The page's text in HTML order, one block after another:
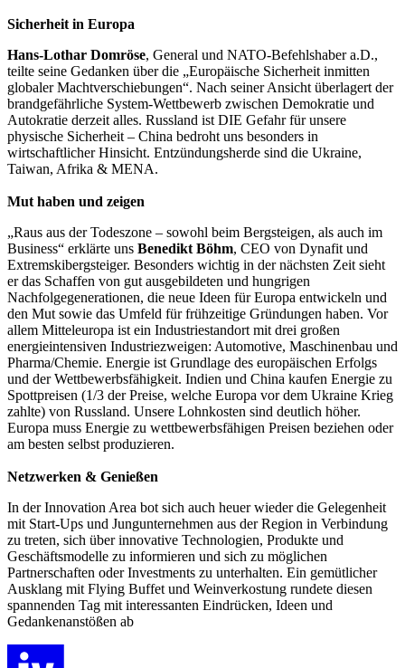
Sicherheit in Europa
Hans-Lothar Domröse, General und NATO-Befehlshaber a.D.,
teilte seine Gedanken über die „Europäische Sicherheit inmitten
globaler Machtverschiebungen“. Nach seiner Ansicht überlagert der
brandgefährliche System-Wettbewerb zwischen Demokratie und
Autokratie derzeit alles. Russland ist DIE Gefahr für unsere
physische Sicherheit – China bedroht uns besonders in
wirtschaftlicher Hinsicht. Entzündungsherde sind die Ukraine,
Taiwan, Afrika & MENA.
Mut haben und zeigen
„Raus aus der Todeszone – sowohl beim Bergsteigen, als auch im
Business“ erklärte uns Benedikt Böhm, CEO von Dynafit und
Extremskibergsteiger. Besonders wichtig in der nächsten Zeit sieht
er das Schaffen von gut ausgebildeten und hungrigen
Nachfolgegenerationen, die neue Ideen für Europa entwickeln und
den Mut sowie das Umfeld für frühzeitige Gründungen haben. Vor
allem Mitteleuropa ist ein Industriestandort mit drei großen
energieintensiven Industriezweigen: Automotive, Maschinenbau und
Pharma/Chemie. Energie ist Grundlage des europäischen Erfolgs
und der Wettbewerbsfähigkeit. Indien und China kaufen Energie zu
Spottpreisen (1/3 der Preise, welche Europa vor dem Ukraine Krieg
zahlte) von Russland. Unsere Lohnkosten sind deutlich höher.
Europa muss Energie zu wettbewerbsfähigen Preisen beziehen oder
am besten selbst produzieren.
Netzwerken & Genießen
In der Innovation Area bot sich auch heuer wieder die Gelegenheit
mit Start-Ups und Jungunternehmen aus der Region in Verbindung
zu treten, sich über innovative Technologien, Produkte und
Geschäftsmodelle zu informieren und sich zu möglichen
Partnerschaften oder Investments zu unterhalten. Ein gemütlicher
Ausklang mit Flying Buffet und Weinverkostung rundete diesen
spannenden Tag mit interessanten Eindrücken, Ideen und
Gedankenanstößen ab